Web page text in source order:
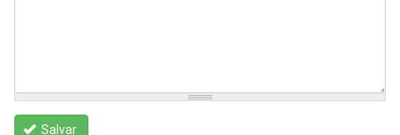
Salvar